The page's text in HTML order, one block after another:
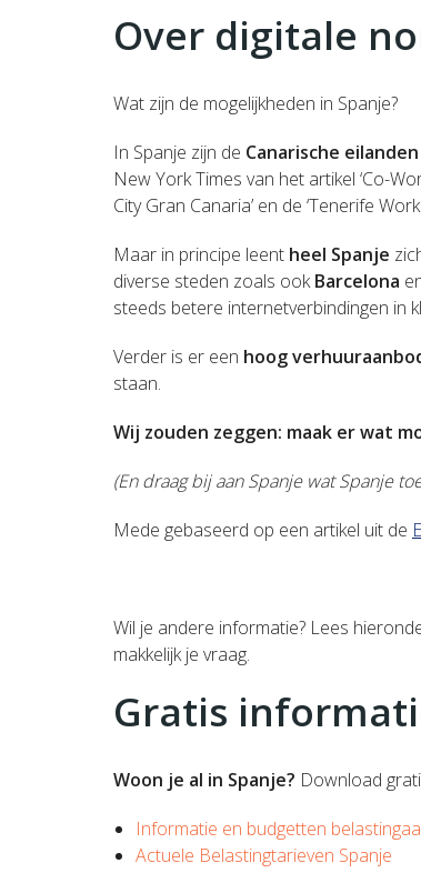
Over digitale
Wat zijn de mogelijkheden in Spanje?
In Spanje zijn de Canarische eilanden
New York Times van het artikel ‘Co-
City Gran Canaria’ en de ‘Tenerife
Maar in principe leent heel Spanje
diverse steden zoals ookBarcelona
steeds betere internetverbindingen in
Verder is er een hoog
staan.
Wij zouden zeggen: maak er wat
(En draag bij aan Spanje wat Spanje
Mede gebaseerd op een artikel uit de
Wil je andere informatie? Lees
makkelijk je vraag.
Gratis
Woon je al in Spanje? Download
Informatie en budgetten
Actuele Belastingtarieven Spanje